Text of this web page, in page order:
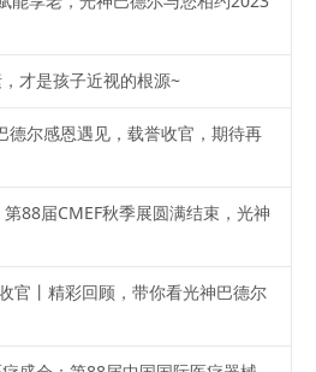
才是孩子近视的根源~
德尔感恩遇见，载誉收官，期待再
88届CMEF秋季展圆满结束，光神
官丨精彩回顾，带你看光神巴德尔